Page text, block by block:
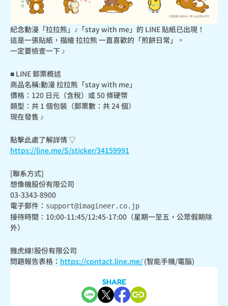
紀念動漫「拉拉熊」♪「stay with me」的 LINE 貼紙已出現！
這是一張貼紙，描繪 拉拉熊 一直喜歡的「煎餅日常」。
一定要檢查一下 ♪
■ LINE 郵票概述
商品名稱:動漫 拉拉熊「stay with me」
價格：120 日元（含稅）或 50 條硬幣
類型：共 1 個包裝（郵票數：共 24 個）
現在發售 ♪
https://line.me/S/sticker/34159991
[聯系方式]
想像機股份有限公司
03-3343-8900
電子郵件： support@imagineer.co.jp
接待時間：10:00-11:45/12:45-17:00（星期一至五，公眾假期除
外）
雅虎線!股份有限公司
問題報告表格： https://contact.line.me/ (智能手機/電腦)
SHARE